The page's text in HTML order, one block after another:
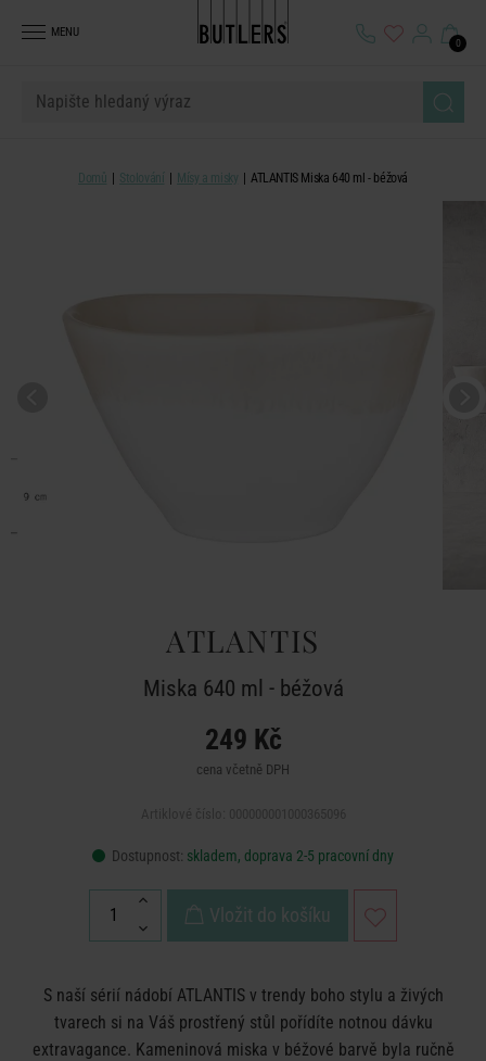
MENU
0
Domů Stolování Mísy a misky ATLANTIS Miska 640 ml - béžová
ATLANTIS
Miska 640 ml - béžová
249 Kč
cena včetně DPH
Dostupnost: skladem, doprava 2-5 pracovní dny
Vložit do košíku
S naší sérií nádobí ATLANTIS v trendy boho stylu a živých
tvarech si na Váš prostřený stůl pořídíte notnou dávku
extravagance. Kameninová miska v béžové barvě byla ručně